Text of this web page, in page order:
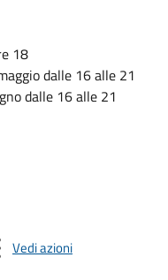
18
dalle 16 alle 21
dalle 16 alle 21
Vedi azioni